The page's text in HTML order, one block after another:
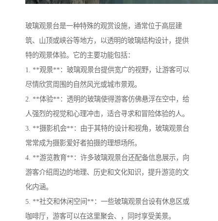
玻璃观景台是一种特殊的观赏设施，通常位于高层建
筑、山顶或峡谷等地方，以透明的玻璃结构设计，提供
特的观景体验。它的主要功能包括：
1. **观景**：玻璃观景台提供宽广的视野，让游客可以
尽情欣赏周围的自然风光或城市景观。
2. **体验**：透明的玻璃使得游客仿佛悬浮在空中，给
人强烈的视觉和心理冲击，适合寻求和冒险体验的人。
3. **摄影机会**：由于其特的设计和视角，玻璃观景台
常常成为摄影爱好者拍摄的理想场所。
4. **游览教育**：许多玻璃观景台还配备信息展示，向
游客介绍周边的地理、历史和文化知识，提升游览的文
化内涵。
5. **社交和休闲空间**：一些玻璃观景台设有休息区或
咖啡厅，游客可以在这里聚会、，同时享受美景。